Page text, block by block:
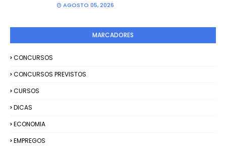
AGOSTO 05, 2026
MARCADORES
CONCURSOS
CONCURSOS PREVISTOS
CURSOS
DICAS
ECONOMIA
EMPREGOS